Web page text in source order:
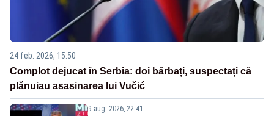
24 feb. 2026, 15:50
Complot dejucat în Serbia: doi bărbați, suspectați că
plănuiau asasinarea lui Vučić
9 aug. 2026, 22:41